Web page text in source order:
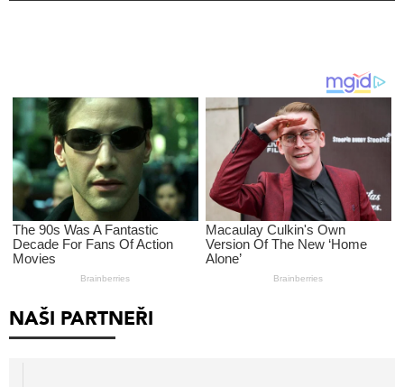
NAŠI PARTNEŘI